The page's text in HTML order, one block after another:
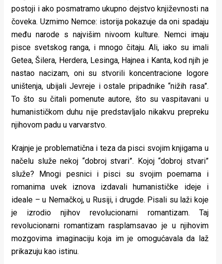
postoji i ako posmatramo ukupno dejstvo književnosti na
čoveka. Uzmimo Nemce: istorija pokazuje da oni spadaju
među narode s najvišim nivoom kulture. Nemci imaju
pisce svetskog ranga, i mnogo čitaju. Ali, iako su imali
Getea, Šilera, Herdera, Lesinga, Hajnea i Kanta, kod njih je
nastao nacizam, oni su stvorili koncentracione logore
uništenja, ubijali Jevreje i ostale pripadnike “nižih rasa”.
To što su čitali pomenute autore, što su vaspitavani u
humanističkom duhu nije predstavljalo nikakvu prepreku
njihovom padu u varvarstvo.
Krajnje je problematična i teza da pisci svojim knjigama u
načelu služe nekoj “dobroj stvari”. Kojoj “dobroj stvari”
služe? Mnogi pesnici i pisci su svojim poemama i
romanima uvek iznova izdavali humanističke ideje i
ideale – u Nemačkoj, u Rusiji, i drugde. Pisali su laži koje
je izrodio njihov revolucionarni romantizam. Taj
revolucionarni romantizam rasplamsavao je u njihovim
mozgovima imaginaciju koja im je omogućavala da laž
prikazuju kao istinu.